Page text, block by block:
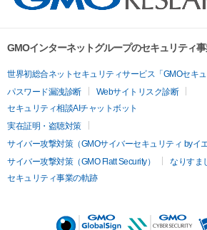
GMOインターネットグループのセキュリティ
世界初総合ネットセキュリティサービス「GMOセキュ
パスワード漏洩診断
Webサイトリスク診断
セキュリティ相談AIチャットボット
実在証明・盗聴対策
サイバー攻撃対策（GMOサイバーセキュリティ byイエ
サイバー攻撃対策（GMO Flatt Security）
なりすま
セキュリティ事業の軌跡